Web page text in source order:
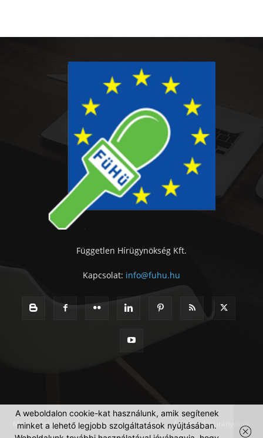
Független Hírügynökség Kft.
Kapcsolat: info@fuhu.hu
Médiaajánlat Impresszum Szerzői jogok Adatkezelési irányelvek
A weboldalon cookie-kat használunk, amik segítenek
minket a lehető legjobb szolgáltatások nyújtásában.